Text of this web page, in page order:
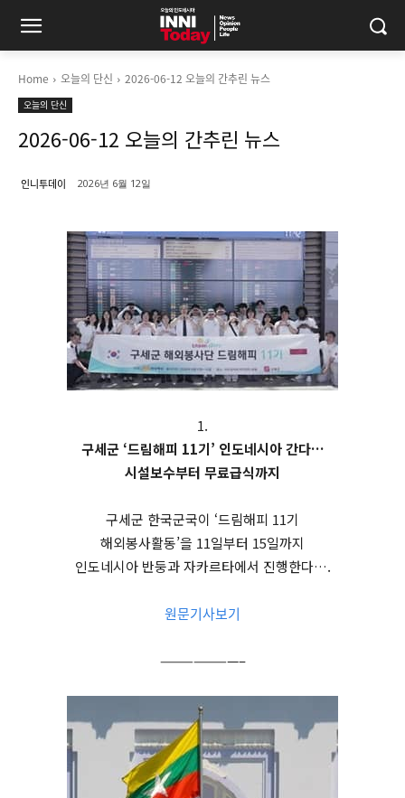
Home 오늘의 단신 2026-06-12 오늘의 간추린 뉴스
오늘의 단신
2026-06-12 오늘의 간추린 뉴스
인니투데이 2026년 6월 12일
1.
구세군 ‘드림해피 11기’ 인도네시아 간다…
시설보수부터 무료급식까지
구세군 한국군국이 ‘드림해피 11기
해외봉사활동’을 11일부터 15일까지
인도네시아 반둥과 자카르타에서 진행한다….
원문기사보기
———————–